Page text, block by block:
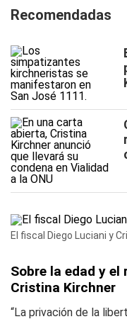
Recomendadas
El fiscal Diego Luciani y
Sobre la edad y el
Cristina Kirchner
“La privación de la